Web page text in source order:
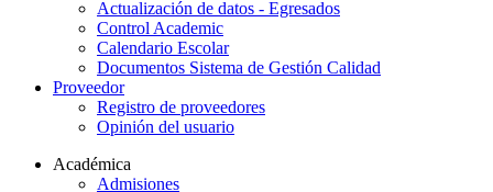
Actualización de datos - Egresados
Control Academic
Calendario Escolar
Documentos Sistema de Gestión Calidad
Proveedor
Registro de proveedores
Opinión del usuario
Académica
Admisiones